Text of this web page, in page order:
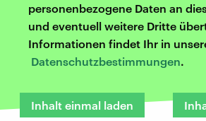
personenbezogene Daten an
und eventuell weitere Dritte
Informationen findet Ihr in
Datenschutzbestimmungen.
Inhalt einmal laden